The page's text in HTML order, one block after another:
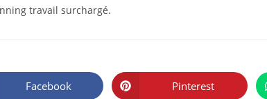
travail surchargé.
CE
Ouvrir
Facebook Ouvrir
Pinterest